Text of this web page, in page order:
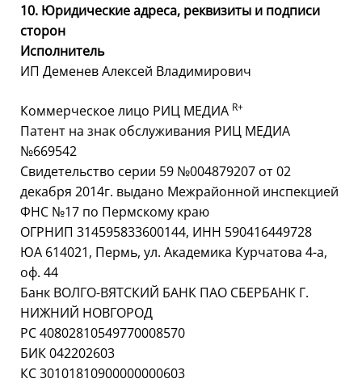
10. Юридические адреса, реквизиты и подписи
сторон
Исполнитель
ИП Деменев Алексей Владимирович
Коммерческое лицо РИЦ МЕДИА R+
Патент на знак обслуживания РИЦ МЕДИА
№669542
Свидетельство серии 59 №004879207 от 02
декабря 2014г. выдано Межрайонной инспекцией
ФНС №17 по Пермскому краю
ОГРНИП 314595833600144, ИНН 590416449728
ЮА 614021, Пермь, ул. Академика Курчатова 4-а,
оф. 44
Банк ВОЛГО-ВЯТСКИЙ БАНК ПАО СБЕРБАНК Г.
НИЖНИЙ НОВГОРОД
РС 40802810549770008570
БИК 042202603
КС 30101810900000000603